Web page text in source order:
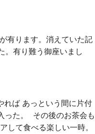
有ります。消えていた記
。有り難う御座いまし
れば あっという間に片付
った。 その後のお茶会も
して食べる楽しい一時。